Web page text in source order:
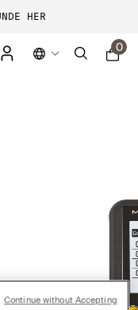
HER
0
Continue without Accepting